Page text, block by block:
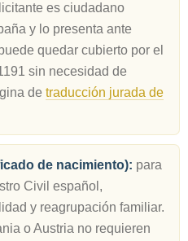
es ciudadano
y lo presenta ante
quedar cubierto por el
sin necesidad de
de traducción jurada de
de nacimiento): para
Civil español,
y reagrupación familiar.
o Austria no requieren